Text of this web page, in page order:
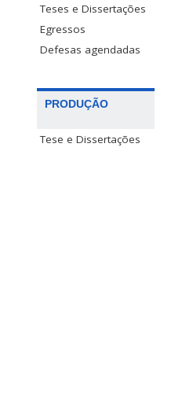
Teses e Dissertações
Egressos
Defesas agendadas
PRODUÇÃO
Tese e Dissertações